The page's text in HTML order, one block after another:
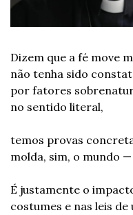
Dizem que a fé move
não tenha sido
por fatores
no sentido literal,
temos provas
molda, sim, o mundo
É justamente o
costumes e nas leis